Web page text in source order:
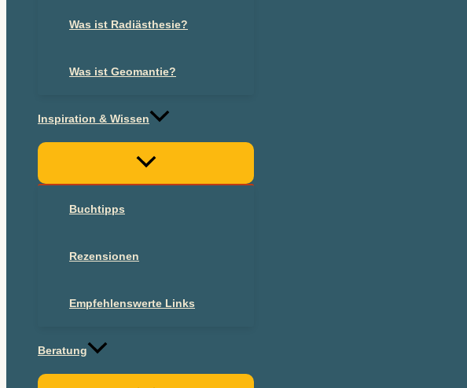
Was ist Radiästhesie?
Was ist Geomantie?
Inspiration & Wissen
Buchtipps
Rezensionen
Empfehlenswerte Links
Beratung